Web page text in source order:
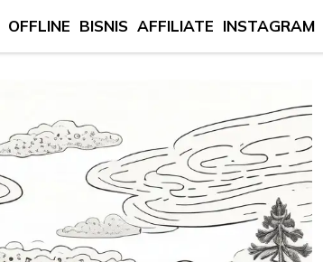
OFFLINE BISNIS AFFILIATE INSTAGRAM